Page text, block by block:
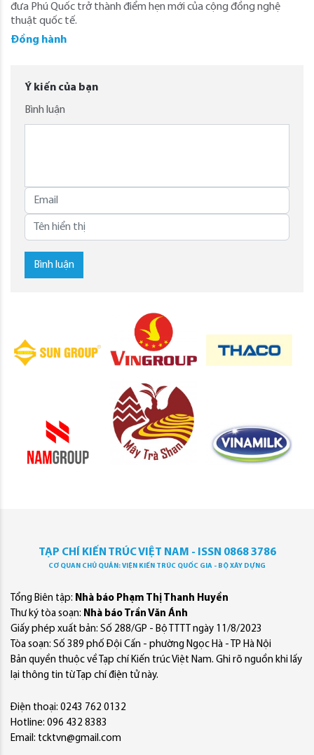
đưa Phú Quốc trở thành điểm hẹn mới của cộng đồng nghệ
thuật quốc tế.
Đồng hành
Ý kiến của bạn
Bình luận
Bình luận
TẠP CHÍ KIẾN TRÚC VIỆT NAM - ISSN 0868 3786
CƠ QUAN CHỦ QUẢN: VIỆN KIẾN TRÚC QUỐC GIA - BỘ XÂY DỰNG
Tổng Biên tập: Nhà báo Phạm Thị Thanh Huyền
Thư ký tòa soạn: Nhà báo Trần Văn Ánh
Giấy phép xuất bản: Số 288/GP - Bộ TTTT ngày 11/8/2023
Tòa soạn: Số 389 phố Đội Cấn - phường Ngọc Hà - TP Hà Nội
Bản quyền thuộc về Tạp chí Kiến trúc Việt Nam. Ghi rõ nguồn khi lấy
lại thông tin từ Tạp chí điện tử này.
Điện thoại: 0243 762 0132
Hotline: 096 432 8383
Email: tcktvn@gmail.com